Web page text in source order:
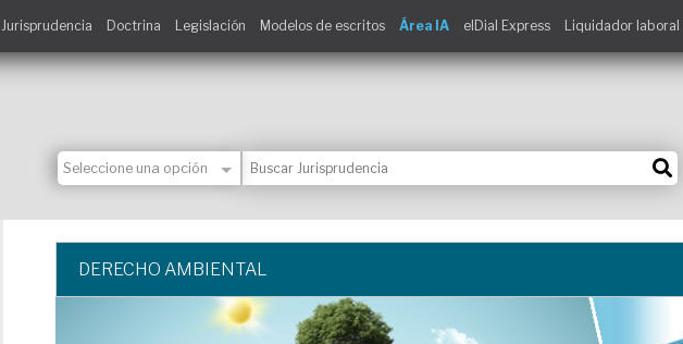
Jurisprudencia Doctrina Legislación Modelos de escritos Área IA elDial Express Liquidador laboral
DERECHO AMBIENTAL